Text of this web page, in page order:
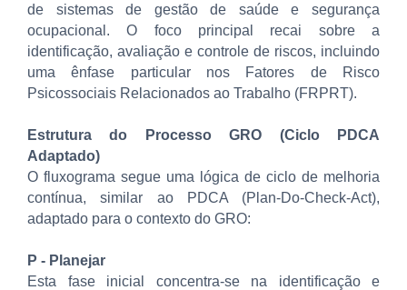
de sistemas de gestão de saúde e segurança
ocupacional. O foco principal recai sobre a
identificação, avaliação e controle de riscos, incluindo
uma ênfase particular nos Fatores de Risco
Psicossociais Relacionados ao Trabalho (FRPRT).
Estrutura do Processo GRO (Ciclo PDCA
Adaptado)
O fluxograma segue uma lógica de ciclo de melhoria
contínua, similar ao PDCA (Plan-Do-Check-Act),
adaptado para o contexto do GRO:
P - Planejar
Esta fase inicial concentra-se na identificação e